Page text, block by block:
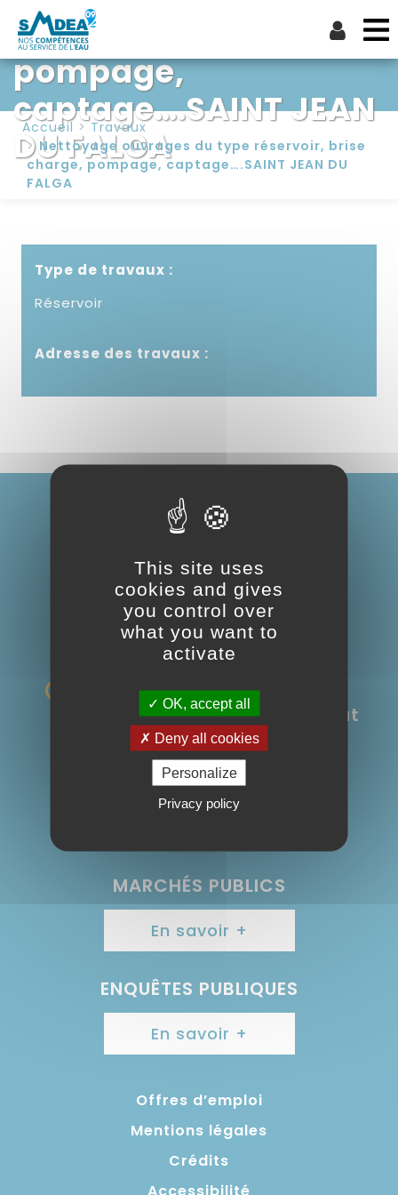
brise charge,
pompage,
captage….SAINT JEAN
DU FALGA
Accueil
Travaux
Nettoyage ouvrages du type réservoir, brise
charge, pompage, captage….SAINT JEAN DU
FALGA
Type de travaux :
Réservoir
Adresse des travaux :
Suivez nous :
Rue du Bicentenaire
09 000 Saint-Paul-de-Jarrat
05 61 04 09 00
MARCHÉS PUBLICS
En savoir +
ENQUÊTES PUBLIQUES
En savoir +
Offres d’emploi
Mentions légales
Crédits
This site uses
cookies and gives
you control over
what you want to
activate
OK, accept all
Deny all cookies
Personalize
Privacy policy